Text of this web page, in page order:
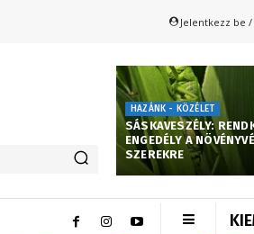
Jelentkezz be /
HAZÁNK - KÖZÉLET
SÁSKAVESZÉLY:
ENGEDÉLY A
SZEREKRE